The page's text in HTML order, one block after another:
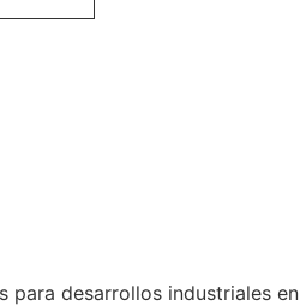
desarrollos industriales